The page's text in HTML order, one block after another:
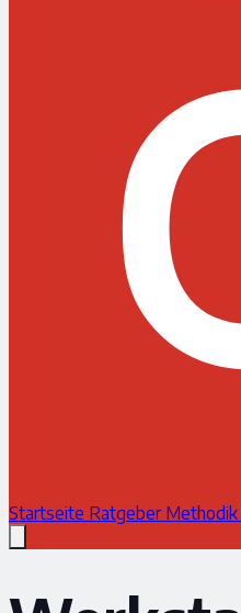
Startseite Ratgeber Methodik